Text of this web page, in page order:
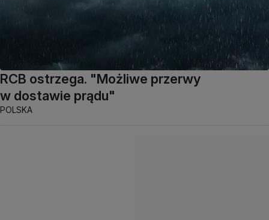
RCB ostrzega. "Możliwe przerwy
w dostawie prądu"
POLSKA